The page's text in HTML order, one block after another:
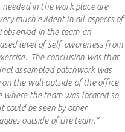
needed in the work place are
much evident in all aspects of
observed in the team an
level of self-awareness from
The conclusion was that
assembled patchwork was
on the wall outside of the office
where the team was located so
could be seen by other
outside of the team.”